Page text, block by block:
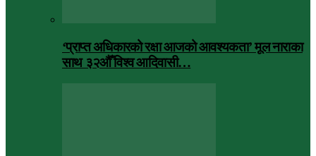
‘प्राप्त अधिकारको रक्षा आजको आवश्यकता’ मूल नाराका
साथ ३२औँ विश्व आदिवासी…